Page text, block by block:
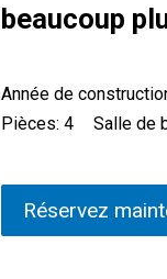
beaucoup
Année de
Pièces: 4
Salle de
Réservez